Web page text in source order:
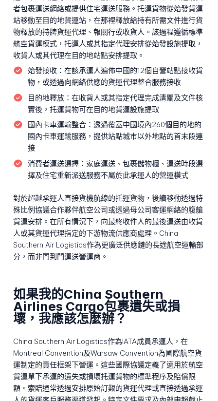
者包裹運送網絡或提供住宅運送服務。托運貨物從始發貨運
站移動至目的地貨運站，在那裡釋放給持有所需文件進行貨
物釋放的持牌貨運代理、報關行或收貨人。該過程遵循標準
航空貨運模式，托運人或其指定代理安排從始發設施提取，
收貨人或其代理在目的地站點安排提取。
始發接收： 在該承運人遍佈中國的12個自營站點接收貨
物，或透過向網絡供應的貨運代理整合服務接收
目的地釋放： 在收貨人或其指定代理完成清關及文件核
實後，托運貨物可在目的地貨運設施提取
國內卡車運輸整合： 透過覆蓋中國境內260個目的地的
國內卡車運輸服務，提供站點城市以外地點的首末段連
接
消費者運送選擇： 家庭運送、包裹儲物櫃、運送時段選
擇及住宅重新派送服務不屬於此承運人的營運模式
對於超越承運人直接貨機航線的托運貨物，後續移動透過特
殊比例協議合作夥伴航空公司或透過母公司客運網絡的腹艙
貨運安排。在所有情況下，向最終收件人的最後運送由收貨
人或其貨運代理指定的下游物流供應商處理。China
Southern Air Logistics作為更廣泛供應鏈的長途航空運輸部
分，而非門到門運送營運商。
如果我的China Southern
Airlines Cargo包裹遺失或損
壞，我應該怎麼辦？
China Southern Air Logistics作為IATA成員承運人，在
Montreal Convention及Warsaw Convention為國際航空貨
運制定的責任框架下營運。這些國際協議定義了適用於航空
貨運單下承運的遺失或損壞托運貨物的標準程序及賠償限
額。索賠通常透過安排原始訂艱的貨運代理或直接透過承運